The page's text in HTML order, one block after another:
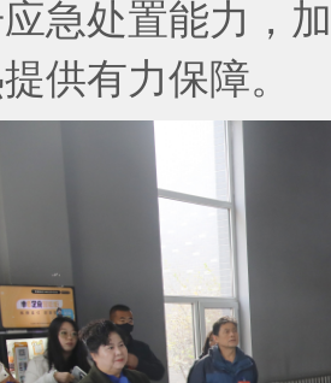
急处置能力，
供有力保障。